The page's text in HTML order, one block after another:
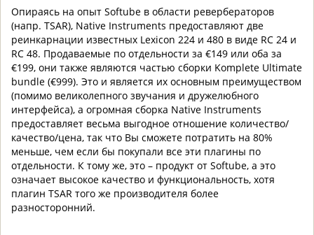
Опираясь на опыт Softube в области ревербераторов
(напр. TSAR), Native Instruments предоставляют две
реинкарнации известных Lexicon 224 и 480 в виде RC 24 и
RC 48. Продаваемые по отдельности за €149 или оба за
€199, они также являются частью сборки Komplete Ultimate
bundle (€999). Это и является их основным преимуществом
(помимо великолепного звучания и дружелюбного
интерфейса), а огромная сборка Native Instruments
предоставляет весьма выгодное отношение количество/
качество/цена, так что Вы сможете потратить на 80%
меньше, чем если бы покупали все эти плагины по
отдельности. К тому же, это – продукт от Softube, а это
означает высокое качество и функциональность, хотя
плагин TSAR того же производителя более
разносторонний.